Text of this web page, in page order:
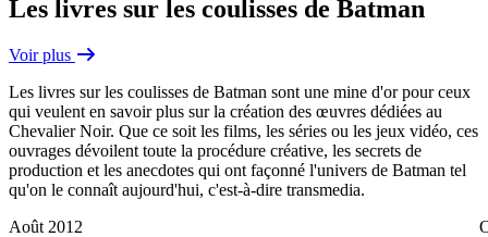
Les livres sur les coulisses de Batman
Voir plus
Les livres sur les coulisses de Batman sont une mine d'or pour ceux
qui veulent en savoir plus sur la création des œuvres dédiées au
Chevalier Noir. Que ce soit les films, les séries ou les jeux vidéo, ces
ouvrages dévoilent toute la procédure créative, les secrets de
production et les anecdotes qui ont façonné l'univers de Batman tel
qu'on le connaît aujourd'hui, c'est-à-dire transmedia.
Août 2012